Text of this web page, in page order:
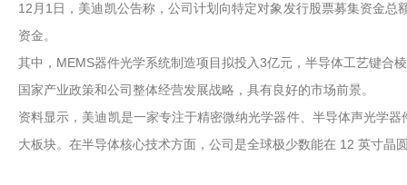
12月1日，美迪凯公告称，公司计划向特定对象发行股票募集资金
资金。
其中，MEMS器件光学系统制造项目拟投入3亿元，半导体工艺键合
国家产业政策和公司整体经营发展战略，具有良好的市场前景。
资料显示，美迪凯是一家专注于精密微纳光学器件、半导体声光学
大板块。在半导体核心技术方面，公司是全球极少数能在 12 英寸晶